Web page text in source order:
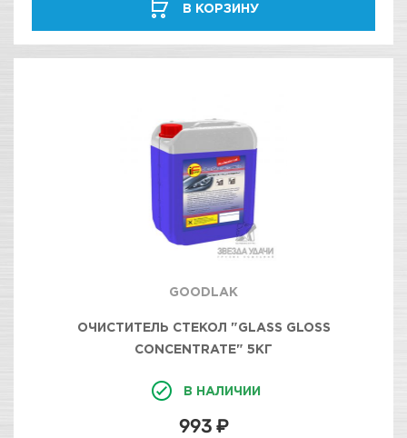
В КОРЗИНУ
GOODLAK
ОЧИСТИТЕЛЬ СТЕКОЛ "GLASS GLOSS
CONCENTRATE" 5КГ
В НАЛИЧИИ
993 ₽